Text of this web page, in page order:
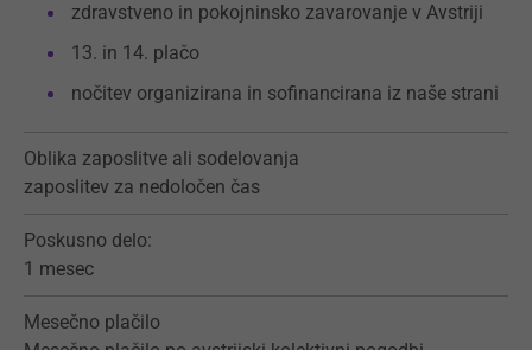
zdravstveno in pokojninsko zavarovanje v Avstriji
13. in 14. plačo
nočitev organizirana in sofinancirana iz naše strani
Oblika zaposlitve ali sodelovanja
zaposlitev za nedoločen čas
Poskusno delo:
1 mesec
Mesečno plačilo